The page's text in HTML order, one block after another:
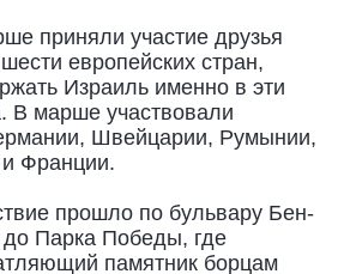
приняли участие друзья
европейских стран,
Израиль именно в эти
В марше участвовали
Швейцарии, Румынии,
Франции.
прошло по бульвару Бен-
Парка Победы, где
памятник борцам